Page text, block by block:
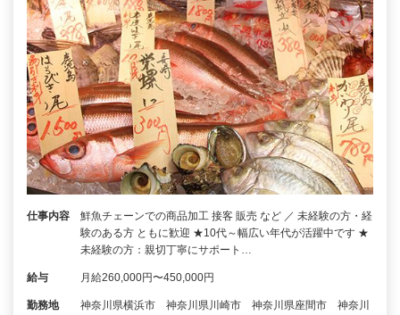
仕事内容
鮮魚チェーンでの商品加工 接客 販売 など ／ 未経験の方・経
験のある方 ともに歓迎 ★10代～幅広い年代が活躍中です ★
未経験の方：親切丁寧にサポート…
給与 月給260,000円〜450,000円
勤務地
神奈川県横浜市 神奈川県川崎市 神奈川県座間市 神奈川